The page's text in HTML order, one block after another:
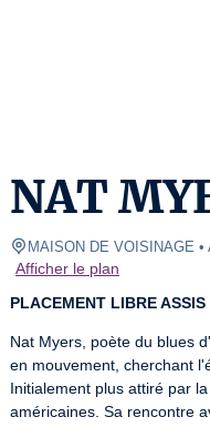
NAT
MAISON DE VOISINAGE •
Afficher le plan
PLACEMENT LIBRE ASSIS
Nat Myers, poète du blues
en mouvement, cherchant
Initialement plus attiré par
américaines. Sa rencontre